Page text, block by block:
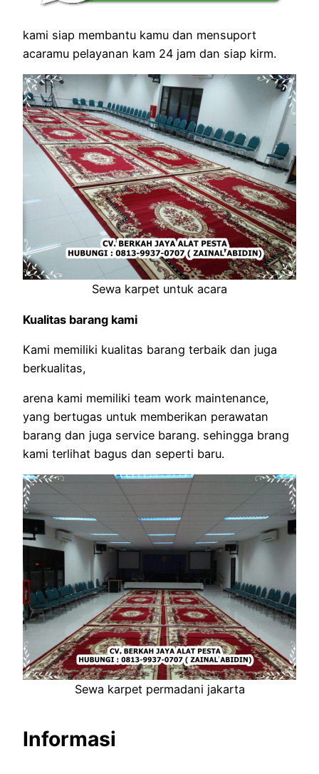
kami siap membantu kamu dan mensuport
acaramu pelayanan kam 24 jam dan siap kirm.
Sewa karpet untuk acara
Kualitas barang kami
Kami memiliki kualitas barang terbaik dan juga
berkualitas,
arena kami memiliki team work maintenance,
yang bertugas untuk memberikan perawatan
barang dan juga service barang. sehingga brang
kami terlihat bagus dan seperti baru.
Sewa karpet permadani jakarta
Informasi